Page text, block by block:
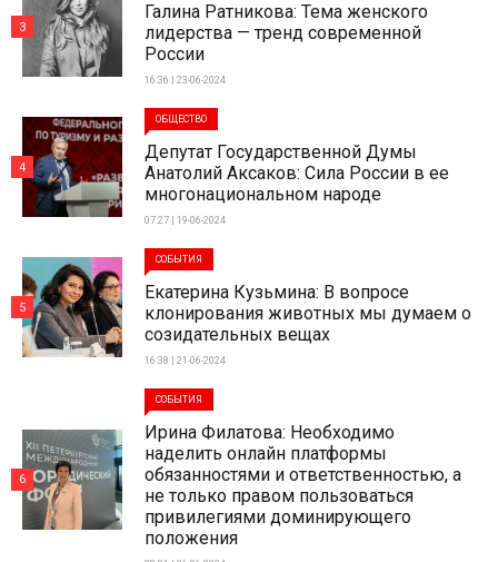
Галина Ратникова: Тема женского
лидерства — тренд современной
России
16:36 | 23-06-2024
3
ОБЩЕСТВО
Депутат Государственной Думы
Анатолий Аксаков: Сила России в ее
многонациональном народе
07:27 | 19-06-2024
4
СОБЫТИЯ
Екатерина Кузьмина: В вопросе
клонирования животных мы думаем о
созидательных вещах
16:38 | 21-06-2024
5
СОБЫТИЯ
Ирина Филатова: Необходимо
наделить онлайн платформы
обязанностями и ответственностью, а
не только правом пользоваться
привилегиями доминирующего
положения
6